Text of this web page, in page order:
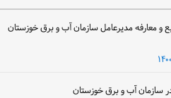
و معارفه مدیرعامل سازمان آب و برق خوزستان